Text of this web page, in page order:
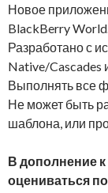
Новое
BlackBerry
Разработано с
Native/
Выполнять все
Не может быть
шаблона, или
В дополнение
оцениваться